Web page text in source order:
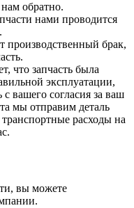
обратно.
нами проводится
производственный брак,
что запчасть была
эксплуатации,
вашего согласия за ваш
мы отправим деталь
расходы на
вы можете